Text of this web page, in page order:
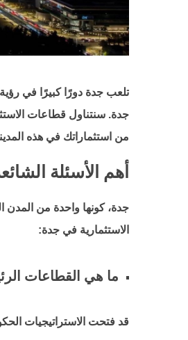
جدة. سنتناول قطاعات
من استثماراتك في هذه
أهم الأسئلة
جدة، كونها واحدة من المدن
الاستثمارية في جدة:
ما هي القطاعات
قد فتحت الاستراتيجيات